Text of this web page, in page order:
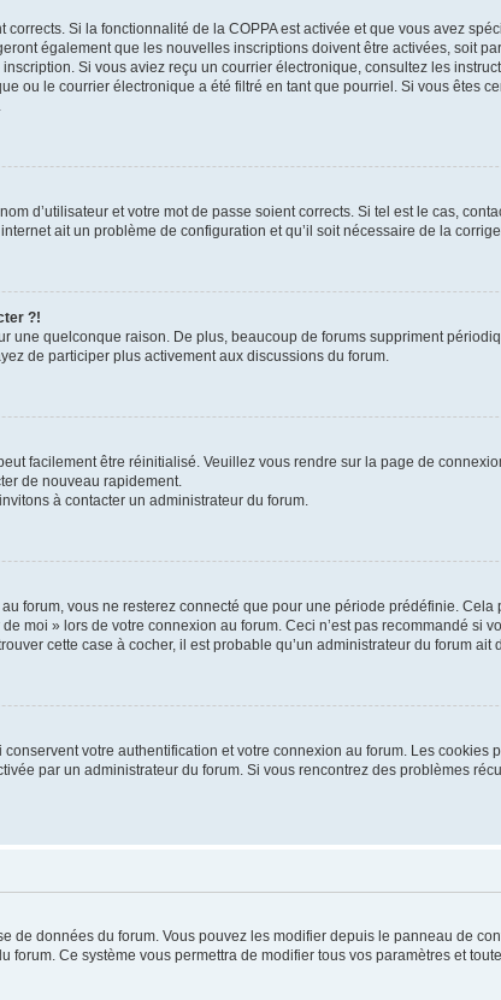
Si la fonctionnalité de la COPPA est activée et que vous avez
également que les nouvelles inscriptions doivent être activées, soit
Si vous aviez reçu un courrier électronique, consultez les
ou le courrier électronique a été filtré en tant que pourriel. Si vous êtes
d’utilisateur et votre mot de passe soient corrects. Si tel est le cas,
ait un problème de configuration et qu’il soit nécessaire de la
?!
une quelconque raison. De plus, beaucoup de forums suppriment
de participer plus activement aux discussions du forum.
facilement être réinitialisé. Veuillez vous rendre sur la page de
de nouveau rapidement.
à contacter un administrateur du forum.
forum, vous ne resterez connecté que pour une période prédéfinie. Cela
moi » lors de votre connexion au forum. Ceci n’est pas recommandé si
cette case à cocher, il est probable qu’un administrateur du forum ait
votre authentification et votre connexion au forum. Les cookies
par un administrateur du forum. Si vous rencontrez des problèmes
de données du forum. Vous pouvez les modifier depuis le panneau de
Ce système vous permettra de modifier tous vos paramètres et